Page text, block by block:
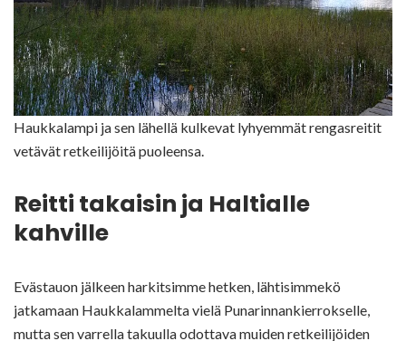
Haukkalampi ja sen lähellä kulkevat lyhyemmät rengasreitit
vetävät retkeilijöitä puoleensa.
Reitti takaisin ja Haltialle
kahville
Evästauon jälkeen harkitsimme hetken, lähtisimmekö
jatkamaan Haukkalammelta vielä Punarinnankierrokselle,
mutta sen varrella takuulla odottava muiden retkeilijöiden